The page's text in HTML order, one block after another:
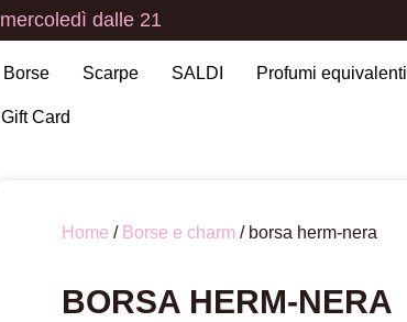
mercoledì dalle 21
Borse Scarpe SALDI Profumi equivalenti
Gift Card
Home / Borse e charm / borsa herm-nera
BORSA HERM-NERA